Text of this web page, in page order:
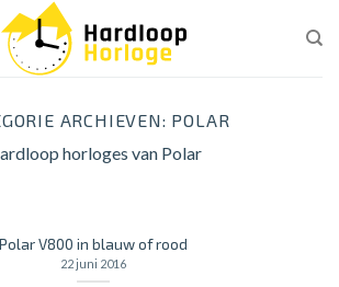
ARCHIEVEN: POLAR
horloges van Polar
Polar V800 in blauw of rood
22 juni 2016